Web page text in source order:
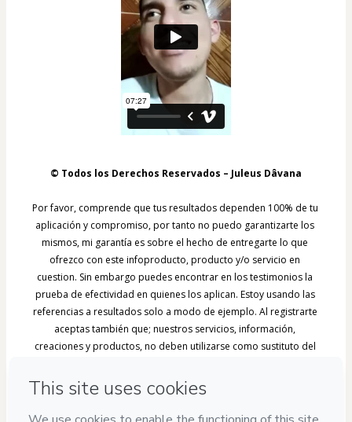
© Todos los Derechos Reservados – Juleus Dâvana
Por favor, comprende que tus resultados dependen 100% de tu
aplicación y compromiso, por tanto no puedo garantizarte los
mismos, mi garantía es sobre el hecho de entregarte lo que
ofrezco con este infoproducto, producto y/o servicio en
cuestion. Sin embargo puedes encontrar en los testimonios la
prueba de efectividad en quienes los aplican. Estoy usando las
referencias a resultados solo a modo de ejemplo. Al registrarte
aceptas también que; nuestros servicios, información,
creaciones y productos, no deben utilizarse como sustituto del
financieros, comerciales, espirituales u otros profesionales
cualificados. Queda en su total conocimiento que de
necesitarlo, usted debe buscar orientación profesional